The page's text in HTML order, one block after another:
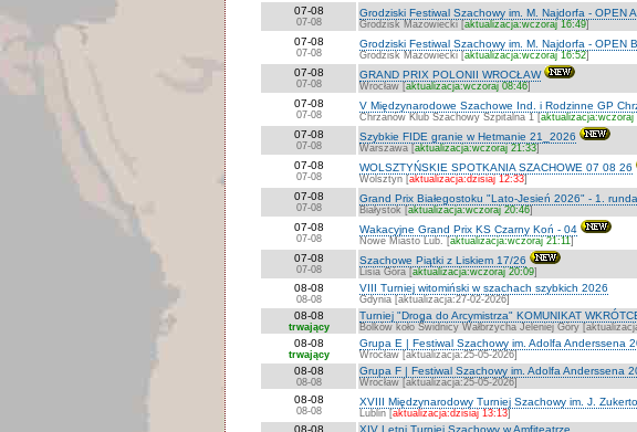
07-08
07-08
Grodziski Festiwal Szachowy im. M. Najdorfa - OPEN
Grodzisk Mazowiecki [aktualizacja:wczoraj 16:49]
07-08
07-08
Grodziski Festiwal Szachowy im. M. Najdorfa - OPEN
Grodzisk Mazowiecki [aktualizacja:wczoraj 16:52]
07-08
07-08
GRAND PRIX POLONII WROCŁAW
Wrocław [aktualizacja:wczoraj 08:46]
07-08
07-08
V Międzynarodowe Szachowe Ind. i Rodzinne GP
Chrzanów Klub Szachowy Szpitalna 1 [aktualizacja:wczoraj
07-08
07-08
Szybkie FIDE granie w Hetmanie 21_2026
Warszawa [aktualizacja:wczoraj 21:33]
07-08
07-08
WOLSZTYŃSKIE SPOTKANIA SZACHOWE 07 08 26
Wolsztyn [aktualizacja:dzisiaj 12:33]
07-08
07-08
Grand Prix Białegostoku "Lato-Jesień 2026" - 1.
Białystok [aktualizacja:wczoraj 20:46]
07-08
07-08
Wakacyjne Grand Prix KS Czarny Koń - 04
Nowe Miasto Lub. [aktualizacja:wczoraj 21:11]
07-08
07-08
Szachowe Piątki z Liskiem 17/26
Lisia Góra [aktualizacja:wczoraj 20:09]
08-08
08-08
VIII Turniej witomiński w szachach szybkich 2026
Gdynia [aktualizacja:27-02-2026]
08-08
trwający
Turniej "Droga do Arcymistrza" KOMUNIKAT
Bolków koło Świdnicy Wałbrzycha Jeleniej Góry
08-08
trwający
Grupa E | Festiwal Szachowy im. Adolfa Anderssena
Wrocław [aktualizacja:25-05-2026]
08-08
08-08
Grupa F | Festiwal Szachowy im. Adolfa Anderssena
Wrocław [aktualizacja:25-05-2026]
08-08
08-08
XVIII Międzynarodowy Turniej Szachowy im. J.
Lublin [aktualizacja:dzisiaj 13:13]
08-08 XIV Letni Turniej Szachowy w Amfiteatrze